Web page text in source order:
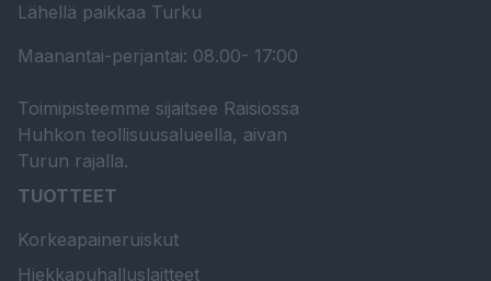
Lähellä paikkaa Turku
Maanantai-perjantai: 08.00- 17:00
Toimipisteemme sijaitsee Raisiossa
Huhkon teollisuusalueella, aivan
Turun rajalla.
TUOTTEET
Korkeapaineruiskut
Hiekkapuhalluslaitteet